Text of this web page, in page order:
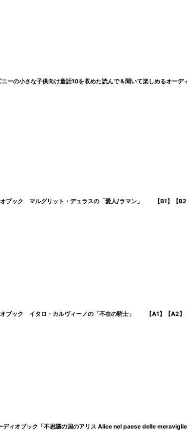
ーの小さな子供向け童話10を収めた読んで＆聞いて楽しめるオー
ブック マルグリット・デュラスの「愛人/ラマン」 【B1】【B2
ブック イタロ・カルヴィーノの「不在の騎士」 【A1】【A2】
ディオブック「不思議の国のアリス Alice nel paese delle